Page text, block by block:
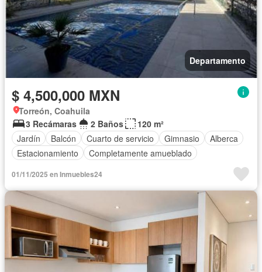
Departamento
$ 4,500,000 MXN
Torreón, Coahuila
3 Recámaras
2 Baños
120 m²
Jardín
Balcón Cuarto de servicio Gimnasio
Alberca
Estacionamiento
Completamente amueblado
01/11/2025 en Inmuebles24